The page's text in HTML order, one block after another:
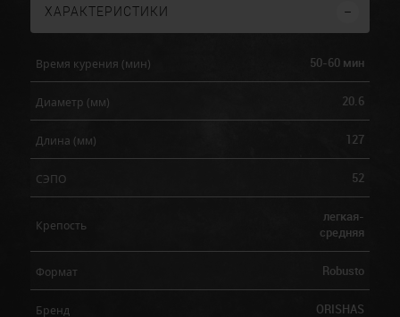
ХАРАКТЕРИСТИКИ
Время курения (мин) 50-60 мин
Диаметр (мм) 20.6
Длина (мм) 127
СЭПО 52
Крепость
легкая-
средняя
Формат Robusto
Бренд ORISHAS